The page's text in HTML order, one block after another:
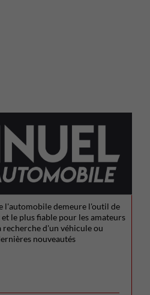
l'automobile demeure l'outil de
le plus fiable pour les amateurs
recherche d'un véhicule ou
nouveautés